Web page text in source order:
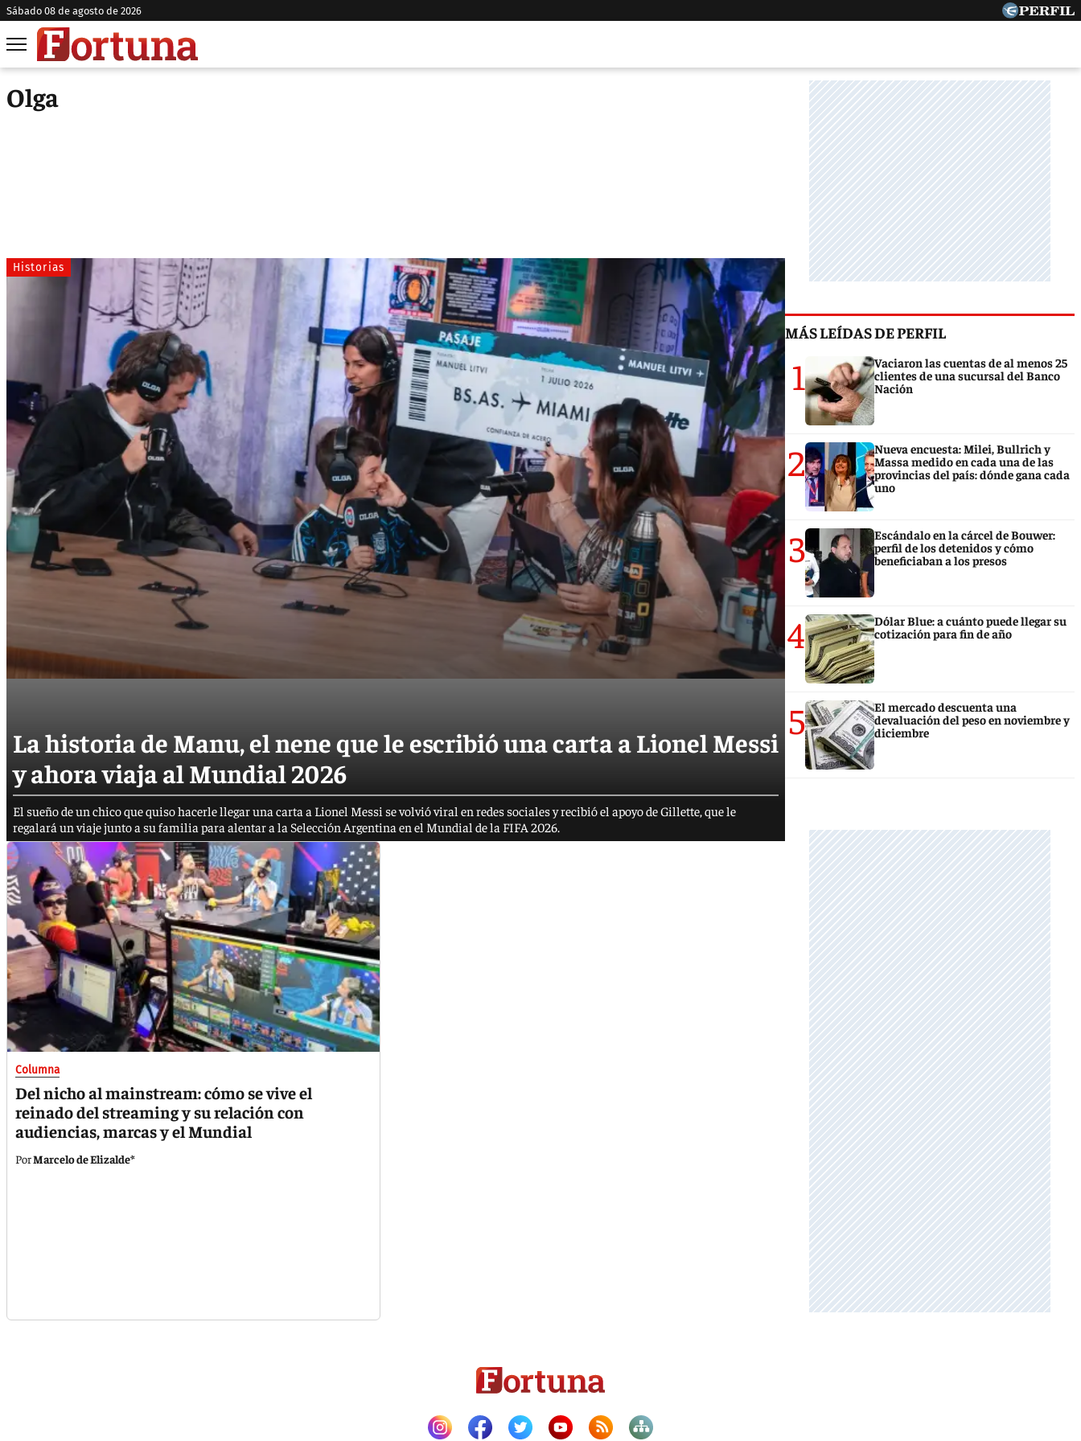
sábado 08 de agosto de 2026
Olga
Historias
La historia de Manu, el nene que le escribió una carta a Lionel Messi
y ahora viaja al Mundial 2026
El sueño de un chico que quiso hacerle llegar una carta a Lionel Messi se volvió viral en redes sociales y recibió el apoyo de Gillette, que le
regalará un viaje junto a su familia para alentar a la Selección Argentina en el Mundial de la FIFA 2026.
Columna
Del nicho al mainstream: cómo se vive el
reinado del streaming y su relación con
audiencias, marcas y el Mundial
Marcelo de Elizalde*
MÁS LEÍDAS DE PERFIL
1
Vaciaron las cuentas de al menos 25
clientes de una sucursal del Banco
Nación
2
Nueva encuesta: Milei, Bullrich y
Massa medido en cada una de las
provincias del país: dónde gana cada
uno
3
Escándalo en la cárcel de Bouwer:
perfil de los detenidos y cómo
beneficiaban a los presos
4
Dólar Blue: a cuánto puede llegar su
cotización para fin de año
5
El mercado descuenta una
devaluación del peso en noviembre y
diciembre